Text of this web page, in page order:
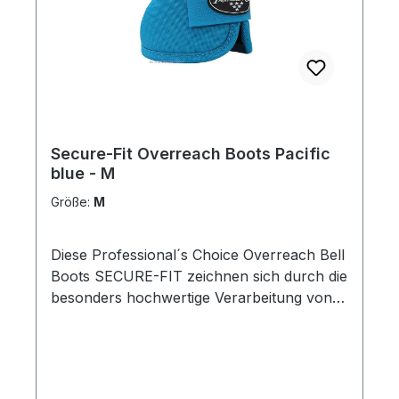
Secure-Fit Overreach Boots Pacific
blue - M
Größe: M
Diese Professional´s Choice Overreach Bell
Boots SECURE-FIT zeichnen sich durch die
besonders hochwertige Verarbeitung von